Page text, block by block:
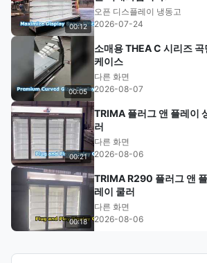
00:12
오픈 디스플레이 냉동고
2026-07-24
00:05
소매용 THEA C 시리즈
케이스
다른 화면
2026-08-07
00:21
TRIMA 플러그 앤 플레이
러
다른 화면
2026-08-06
00:18
TRIMA R290 플러그 앤
레이 쿨러
다른 화면
2026-08-06